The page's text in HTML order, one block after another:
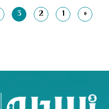
«
Previous
1
2
3